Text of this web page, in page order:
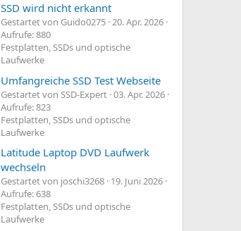
SSD wird nicht erkannt
Gestartet von Guido0275 20. Apr. 2026
Aufrufe: 880
Festplatten, SSDs und optische
Laufwerke
Umfangreiche SSD Test Webseite
Gestartet von SSD-Expert 03. Apr. 2026
Aufrufe: 823
Festplatten, SSDs und optische
Laufwerke
Latitude Laptop DVD Laufwerk
wechseln
Gestartet von joschi3268 19. Juni 2026
Aufrufe: 638
Festplatten, SSDs und optische
Laufwerke